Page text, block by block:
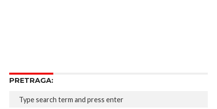
PRETRAGA: